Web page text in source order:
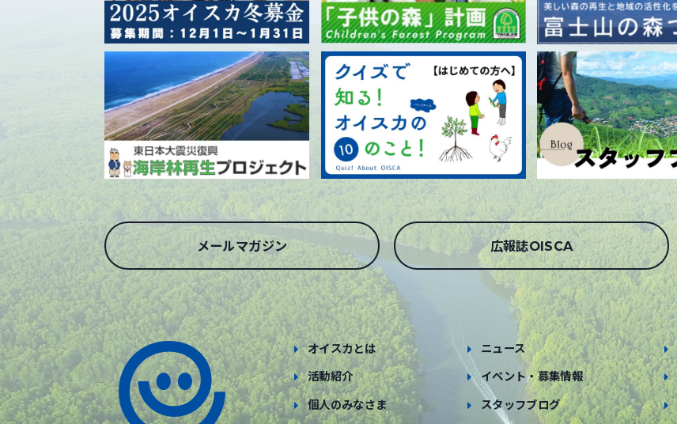
メールマガジン 広報誌OISCA
オイスカとは
活動紹介
個人のみなさま
ニュース
イベント・募集情報
スタッフブログ